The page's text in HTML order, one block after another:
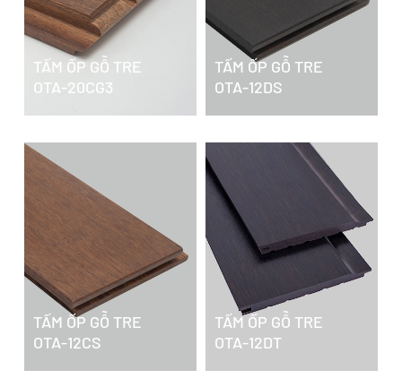
TẤM ỐP GỖ TRE
OTA-20CG3
TẤM ỐP GỖ TRE
OTA-12DS
TẤM ỐP GỖ TRE
OTA-12CS
TẤM ỐP GỖ TRE
OTA-12DT